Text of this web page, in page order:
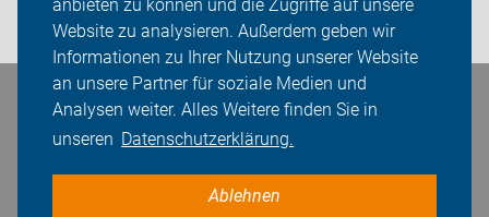
anbieten zu können und die Zugriffe auf unsere
Website zu analysieren. Außerdem geben wir
Informationen zu Ihrer Nutzung unserer Website
an unsere Partner für soziale Medien und
Analysen weiter. Alles Weitere finden Sie in
unseren Datenschutzerklärung.
Ablehnen
Login
Bleiben Sie in Kontakt